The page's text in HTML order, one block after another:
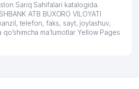
Sariq Sahifalari katalogida.
ATB BUXORO VILOYATI
telefon, faks, sayt, joylashuv,
ma’lumotlar Yellow Pages